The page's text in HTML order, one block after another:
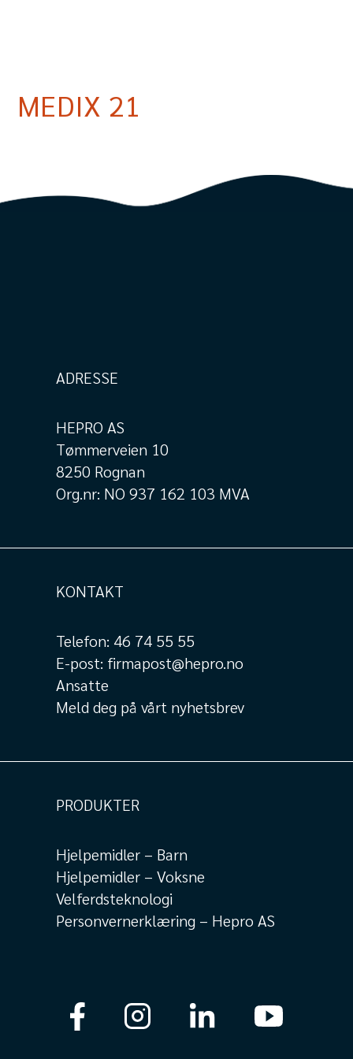
MEDIX 21
ADRESSE
HEPRO AS
Tømmerveien 10
8250 Rognan
Org.nr: NO 937 162 103 MVA
KONTAKT
Telefon: 46 74 55 55
E-post: firmapost@hepro.no
Ansatte
Meld deg på vårt nyhetsbrev
PRODUKTER
Hjelpemidler – Barn
Hjelpemidler – Voksne
Velferdsteknologi
Personvernerklæring – Hepro AS